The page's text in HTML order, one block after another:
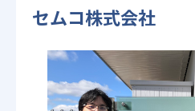
セムコ株式会社